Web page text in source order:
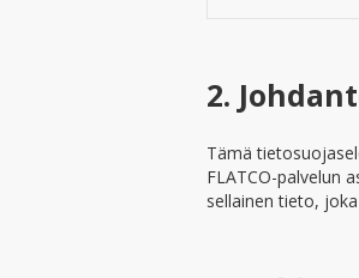
2.
Tämä
FLATCO-palvelun
sellainen tieto,